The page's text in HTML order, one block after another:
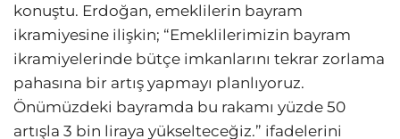
konuştu. Erdoğan, emeklilerin bayram
ikramiyesine ilişkin; “Emeklilerimizin bayram
ikramiyelerinde bütçe imkanlarını tekrar zorlama
pahasına bir artış yapmayı planlıyoruz.
Önümüzdeki bayramda bu rakamı yüzde 50
artışla 3 bin liraya yükselteceğiz.” ifadelerini